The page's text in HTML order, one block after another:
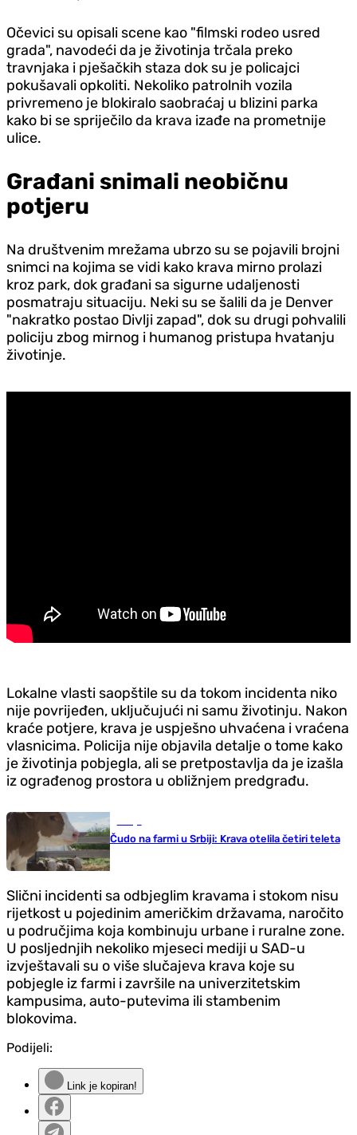
Očevici su opisali scene kao "filmski rodeo usred
grada", navodeći da je životinja trčala preko
travnjaka i pješačkih staza dok su je policajci
pokušavali opkoliti. Nekoliko patrolnih vozila
privremeno je blokiralo saobraćaj u blizini parka
kako bi se spriječilo da krava izađe na prometnije
ulice.
Građani snimali neobičnu
potjeru
Na društvenim mrežama ubrzo su se pojavili brojni
snimci na kojima se vidi kako krava mirno prolazi
kroz park, dok građani sa sigurne udaljenosti
posmatraju situaciju. Neki su se šalili da je Denver
"nakratko postao Divlji zapad", dok su drugi pohvalili
policiju zbog mirnog i humanog pristupa hvatanju
životinje.
Lokalne vlasti saopštile su da tokom incidenta niko
nije povrijeđen, uključujući ni samu životinju. Nakon
kraće potjere, krava je uspješno uhvaćena i vraćena
vlasnicima. Policija nije objavila detalje o tome kako
je životinja pobjegla, ali se pretpostavlja da je izašla
iz ograđenog prostora u obližnjem predgrađu.
Čudo na farmi u Srbiji: Krava otelila četiri teleta
Slični incidenti sa odbjeglim kravama i stokom nisu
rijetkost u pojedinim američkim državama, naročito
u područjima koja kombinuju urbane i ruralne zone.
U posljednjih nekoliko mjeseci mediji u SAD-u
izvještavali su o više slučajeva krava koje su
pobjegle iz farmi i završile na univerzitetskim
kampusima, auto-putevima ili stambenim
blokovima.
Podijeli:
Link je kopiran!